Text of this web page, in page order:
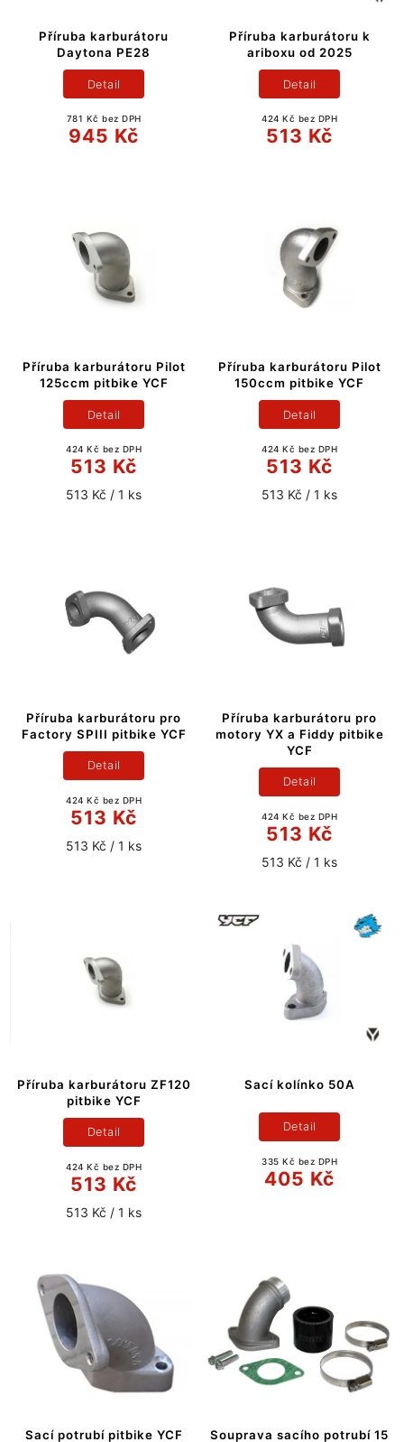
Příruba karburátoru
Daytona PE28
781 Kč bez DPH
945 Kč
Detail
Příruba karburátoru k
ariboxu od 2025
424 Kč bez DPH
513 Kč
Detail
Příruba karburátoru Pilot
125ccm pitbike YCF
424 Kč bez DPH
513 Kč
513 Kč / 1 ks
Detail
Příruba karburátoru Pilot
150ccm pitbike YCF
424 Kč bez DPH
513 Kč
513 Kč / 1 ks
Detail
Příruba karburátoru pro
Factory SPIII pitbike YCF
424 Kč bez DPH
513 Kč
513 Kč / 1 ks
Detail
Příruba karburátoru pro
motory YX a Fiddy pitbike
YCF
424 Kč bez DPH
513 Kč
513 Kč / 1 ks
Detail
Příruba karburátoru ZF120
pitbike YCF
424 Kč bez DPH
513 Kč
513 Kč / 1 ks
Detail
Sací kolínko 50A
335 Kč bez DPH
405 Kč
Detail
Sací potrubí pitbike YCF Souprava sacího potrubí 15